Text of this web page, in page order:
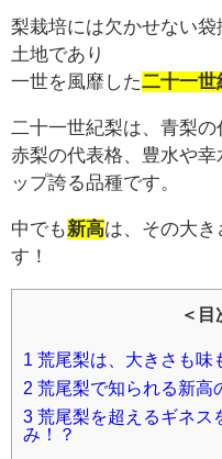
梨栽培には欠かせない
土地であり
一世を風靡した二十一世
二十一世紀梨は、青梨
赤梨の代表格、豊水や
ップ誇る品種です。
中でも新高は、その大
す！
＜目
1 荒尾梨は、大きさも味
2 荒尾梨で知られる新高
3 荒尾梨を超えるギネス
み！？